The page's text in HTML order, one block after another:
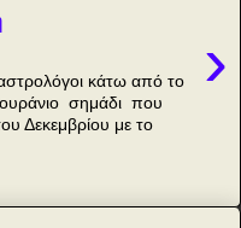
›
κάτω από το
σημάδι που
Δεκεμβρίου με το